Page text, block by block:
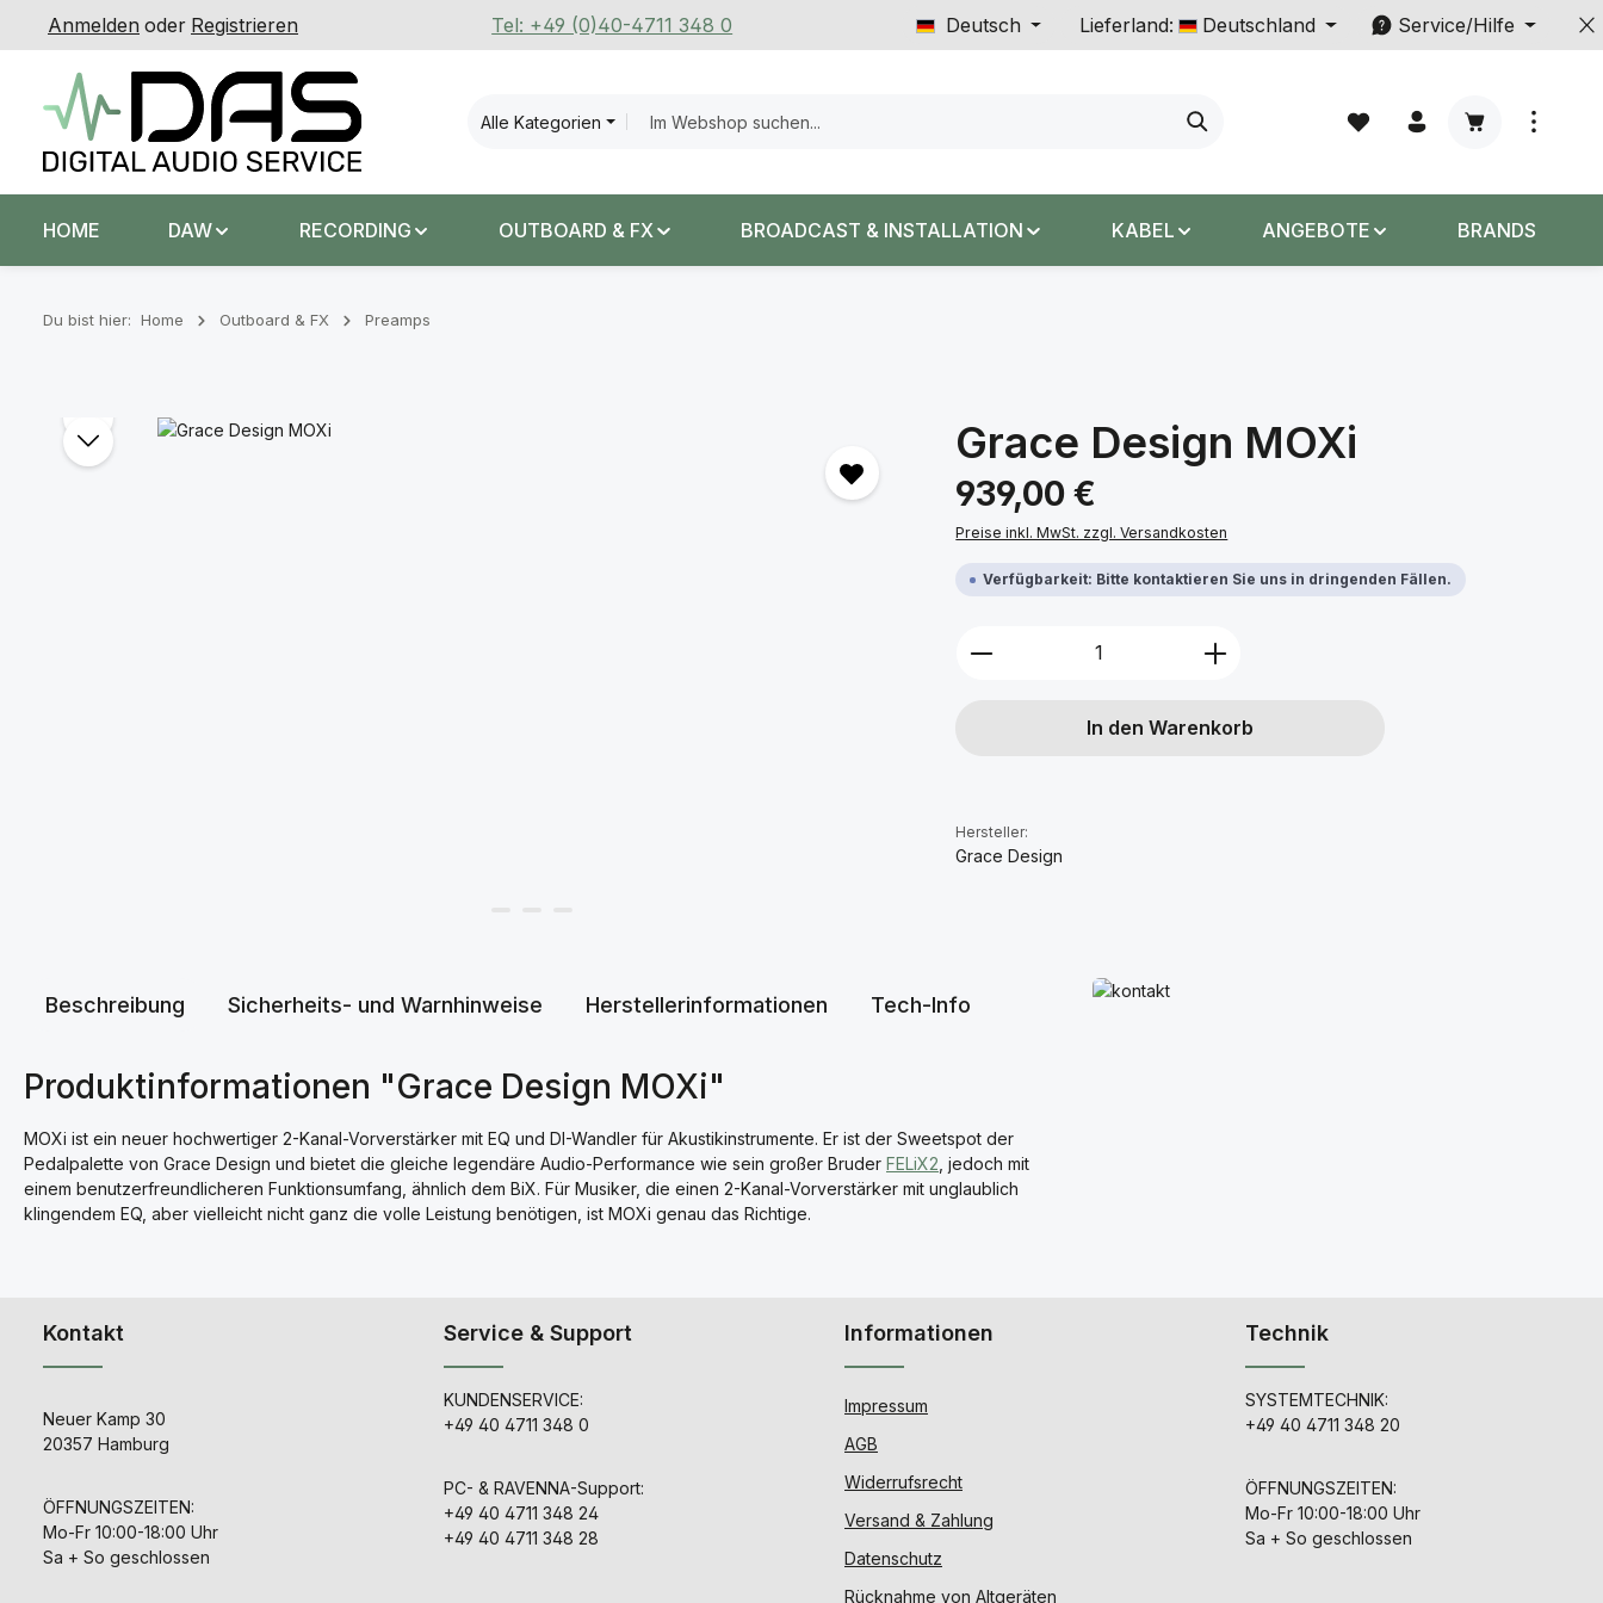
Hauptinhalt springen
Zur Suche springen
Zur Hauptnavigation springen
Anmelden oder Registrieren Tel: +49 (0)40-4711 348 0 Deutsch Lieferland: Deutschland Service/Hilfe
Alle Kategorien
Warenkorb
HOME DAW RECORDING OUTBOARD & FX BROADCAST & INSTALLATION KABEL ANGEBOTE BRANDS
Du bist hier: Home Outboard & FX Preamps
Bildergalerie überspringen Grace Design MOXi
Regulärer Preis:
939,00 €
Preise inkl. MwSt. zzgl. Versandkosten
Verfügbarkeit: Bitte kontaktieren Sie uns in dringenden Fällen.
Produkt Anzahl: Gib den gewünschten Wert
In den Warenkorb
Hersteller:
Grace Design
Beschreibung Sicherheits- und Warnhinweise Herstellerinformationen Tech-Info
Produktinformationen "Grace Design MOXi"
MOXi ist ein neuer hochwertiger 2-Kanal-Vorverstärker mit EQ und DI-Wandler für Akustikinstrumente. Er ist der Sweetspot der
Pedalpalette von Grace Design und bietet die gleiche legendäre Audio-Performance wie sein großer Bruder FELiX2 , jedoch mit
einem benutzerfreundlicheren Funktionsumfang, ähnlich dem BiX. Für Musiker, die einen 2-Kanal-Vorverstärker mit unglaublich
klingendem EQ, aber vielleicht nicht ganz die volle Leistung benötigen, ist MOXi genau das Richtige.
Mehr erfahren
Kontakt
Neuer Kamp 30
20357 Hamburg
ÖFFNUNGSZEITEN:
Mo-Fr 10:00-18:00 Uhr
Sa + So geschlossen
Service & Support
KUNDENSERVICE:
+49 40 4711 348 0
PC- & RAVENNA-Support:
+49 40 4711 348 24
+49 40 4711 348 28
Informationen
Impressum
AGB
Widerrufsrecht
Versand & Zahlung
Datenschutz
Rücknahme von Altgeräten
Technik
SYSTEMTECHNIK:
+49 40 4711 348 20
ÖFFNUNGSZEITEN:
Mo-Fr 10:00-18:00 Uhr
Sa + So geschlossen